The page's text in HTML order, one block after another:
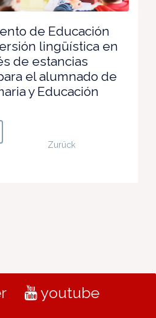
de Educación
lingüística en
de estancias
el alumnado de
y Educación
Zurück
youtube